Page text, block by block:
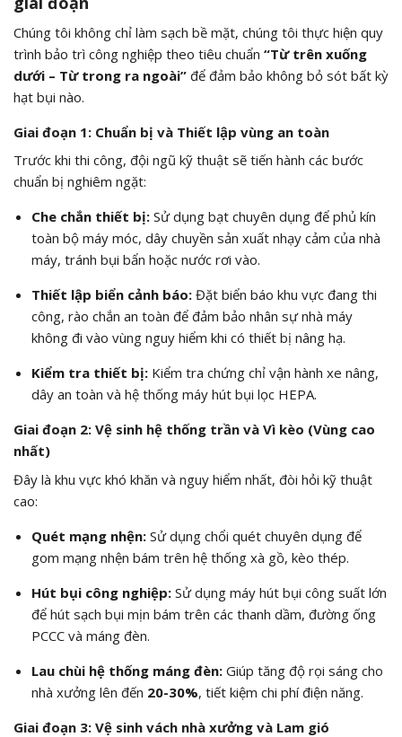
Chúng tôi không chỉ làm sạch bề mặt, chúng tôi thực hiện quy
trình bảo trì công nghiệp theo tiêu chuẩn “Từ trên xuống
dưới – Từ trong ra ngoài” để đảm bảo không bỏ sót bất kỳ
hạt bụi nào.
Giai đoạn 1: Chuẩn bị và Thiết lập vùng an toàn
Trước khi thi công, đội ngũ kỹ thuật sẽ tiến hành các bước
chuẩn bị nghiêm ngặt:
Che chắn thiết bị:Sử dụng bạt chuyên dụng để phủ kín
toàn bộ máy móc, dây chuyền sản xuất nhạy cảm của nhà
máy, tránh bụi bẩn hoặc nước rơi vào.
Thiết lập biển cảnh báo:Đặt biển báo khu vực đang thi
công, rào chắn an toàn để đảm bảo nhân sự nhà máy
không đi vào vùng nguy hiểm khi có thiết bị nâng hạ.
Kiểm tra thiết bị:Kiểm tra chứng chỉ vận hành xe nâng,
dây an toàn và hệ thống máy hút bụi lọc HEPA.
Giai đoạn 2: Vệ sinh hệ thống trần và Vì kèo (Vùng cao
nhất)
Đây là khu vực khó khăn và nguy hiểm nhất, đòi hỏi kỹ thuật
cao:
Quét mạng nhện:Sử dụng chổi quét chuyên dụng để
gom mạng nhện bám trên hệ thống xà gồ, kèo thép.
Hút bụi công nghiệp:Sử dụng máy hút bụi công suất lớn
để hút sạch bụi mịn bám trên các thanh dầm, đường ống
PCCC và máng đèn.
Lau chùi hệ thống máng đèn:Giúp tăng độ rọi sáng cho
nhà xưởng lên đến 20-30%, tiết kiệm chi phí điện năng.
Giai đoạn 3: Vệ sinh vách nhà xưởng và Lam gió